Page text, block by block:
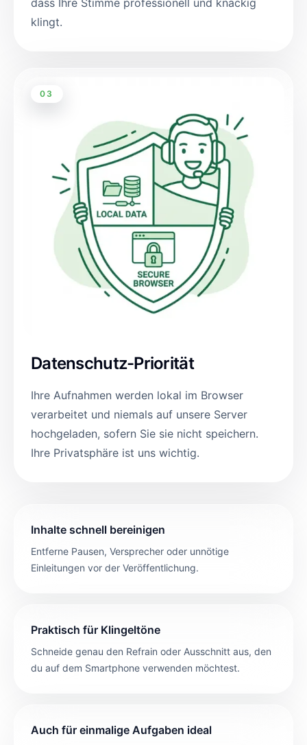
dass Ihre Stimme professionell und knackig
klingt.
03
Datenschutz-Priorität
Ihre Aufnahmen werden lokal im Browser
verarbeitet und niemals auf unsere Server
hochgeladen, sofern Sie sie nicht speichern.
Ihre Privatsphäre ist uns wichtig.
Inhalte schnell bereinigen
Entferne Pausen, Versprecher oder unnötige
Einleitungen vor der Veröffentlichung.
Praktisch für Klingeltöne
Schneide genau den Refrain oder Ausschnitt aus, den
du auf dem Smartphone verwenden möchtest.
Auch für einmalige Aufgaben ideal